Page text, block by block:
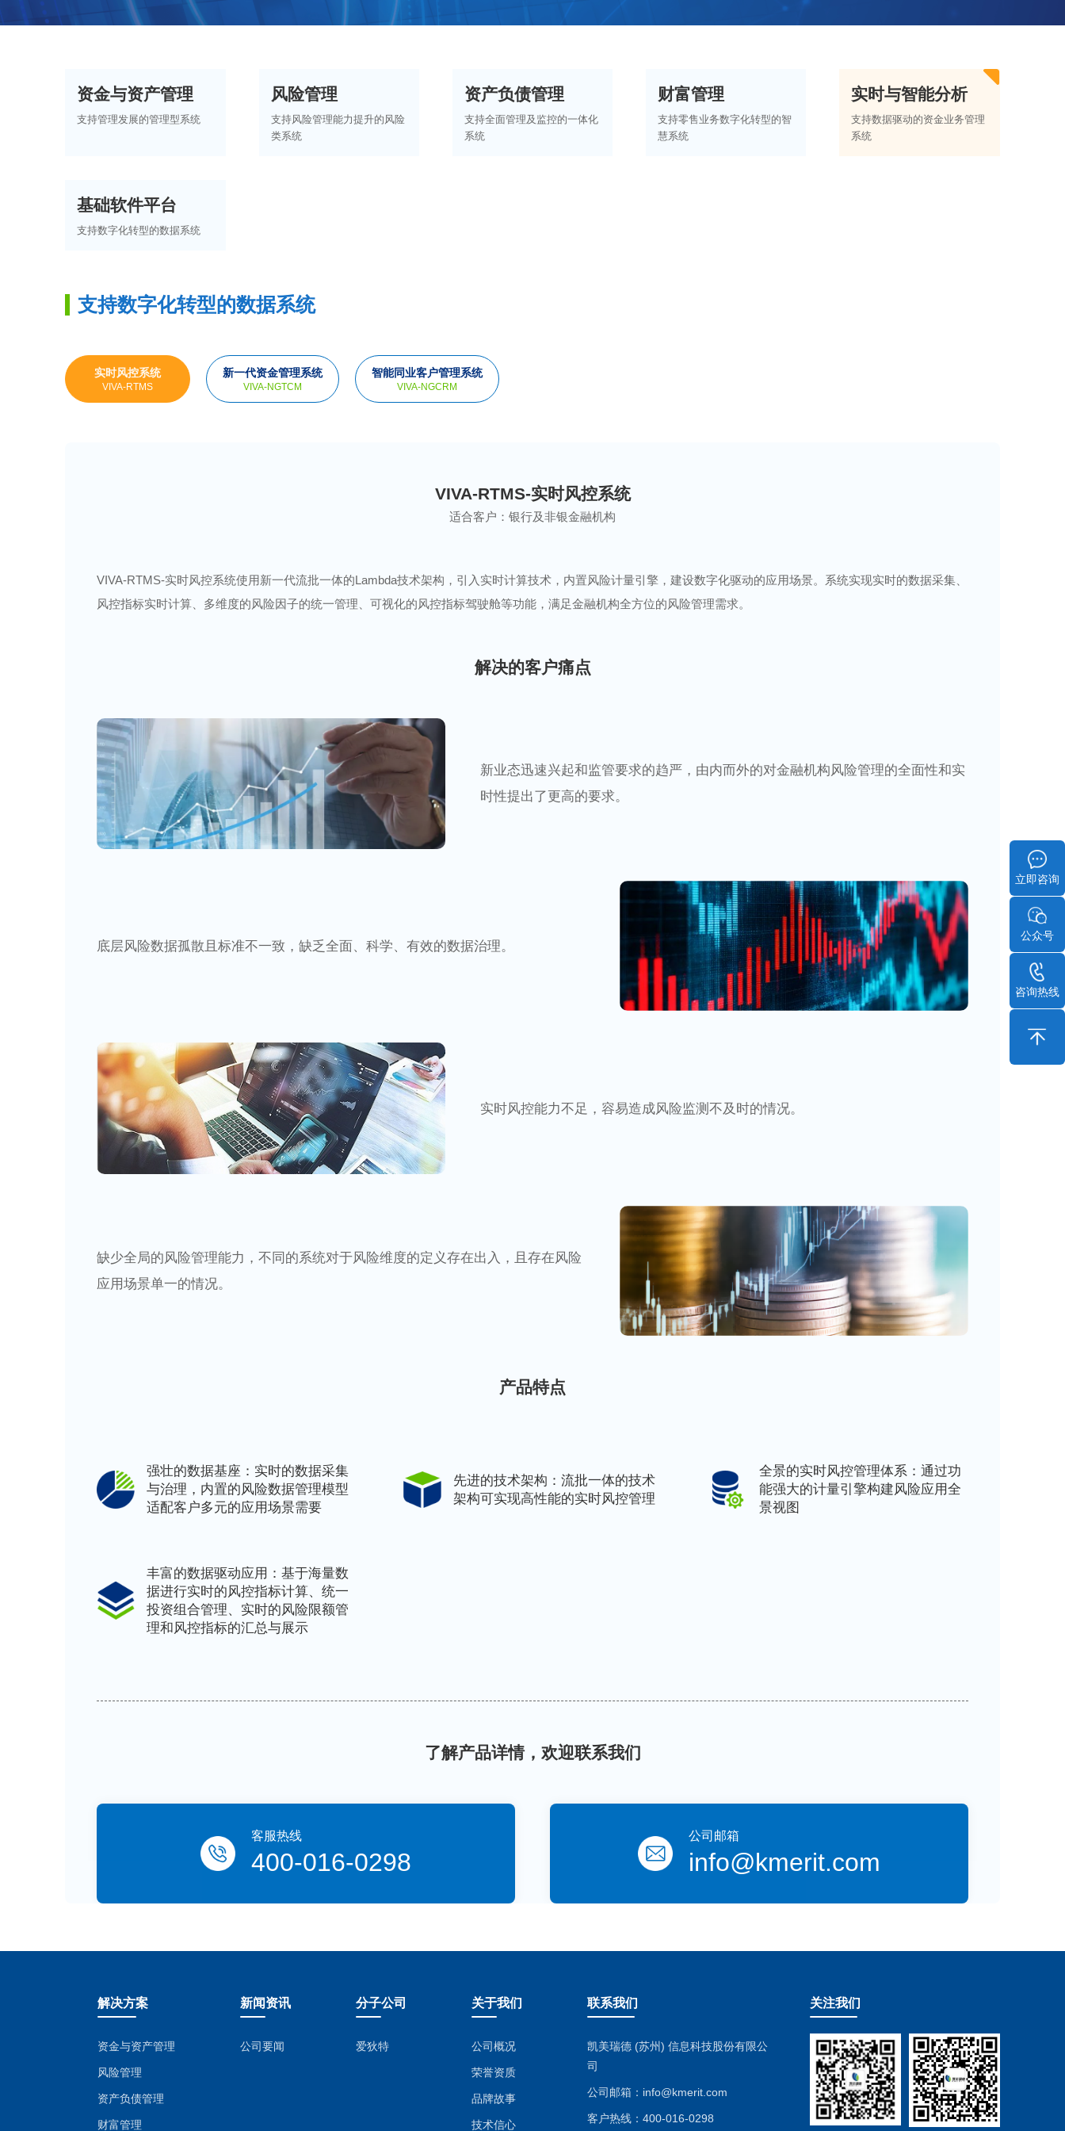
资金与资产管理
支持管理发展的管理型系统
风险管理
支持风险管理能力提升的风险
类系统
资产负债管理
支持全面管理及监控的一体化
系统
财富管理
支持零售业务数字化转型的智
慧系统
实时与智能分析
支持数据驱动的资金业务管理
系统
基础软件平台
支持数字化转型的数据系统
支持数字化转型的数据系统
实时风控系统
VIVA-RTMS
新一代资金管理系统
VIVA-NGTCM
智能同业客户管理系统
VIVA-NGCRM
VIVA-RTMS-实时风控系统
适合客户： 银行及非银金融机构
VIVA-RTMS-实时风控系统使用新一代流批一体的Lambda技术架构，引入实时计算技术，内置风险计量引擎，建设数字化驱动的应用场景。系统实现实时的数据采集、
风控指标实时计算、多维度的风险因子的统一管理、可视化的风控指标驾驶舱等功能，满足金融机构全方位的风险管理需求。
解决的客户痛点
新业态迅速兴起和监管要求的趋严，由内而外的对金融机构风险管理的全面性和实
时性提出了更高的要求。
底层风险数据孤散且标准不一致，缺乏全面、科学、有效的数据治理。
实时风控能力不足，容易造成风险监测不及时的情况。
缺少全局的风险管理能力，不同的系统对于风险维度的定义存在出入，且存在风险
应用场景单一的情况。
产品特点
强壮的数据基座：实时的数据采集
与治理，内置的风险数据管理模型
适配客户多元的应用场景需要
先进的技术架构：流批一体的技术
架构可实现高性能的实时风控管理
全景的实时风控管理体系：通过功
能强大的计量引擎构建风险应用全
景视图
丰富的数据驱动应用：基于海量数
据进行实时的风控指标计算、统一
投资组合管理、实时的风险限额管
理和风控指标的汇总与展示
了解产品详情，欢迎联系我们
客服热线
400-016-0298
公司邮箱
info@kmerit.com
解决方案
资金与资产管理
风险管理
资产负债管理
财富管理
新闻资讯
公司要闻
分子公司
爱狄特
关于我们
公司概况
荣誉资质
品牌故事
技术信心
联系我们
凯美瑞德 (苏州) 信息科技股份有限公
司
公司邮箱： info@kmerit.com
客户热线： 400-016-0298
关注我们
立即咨询
公众号
咨询热线